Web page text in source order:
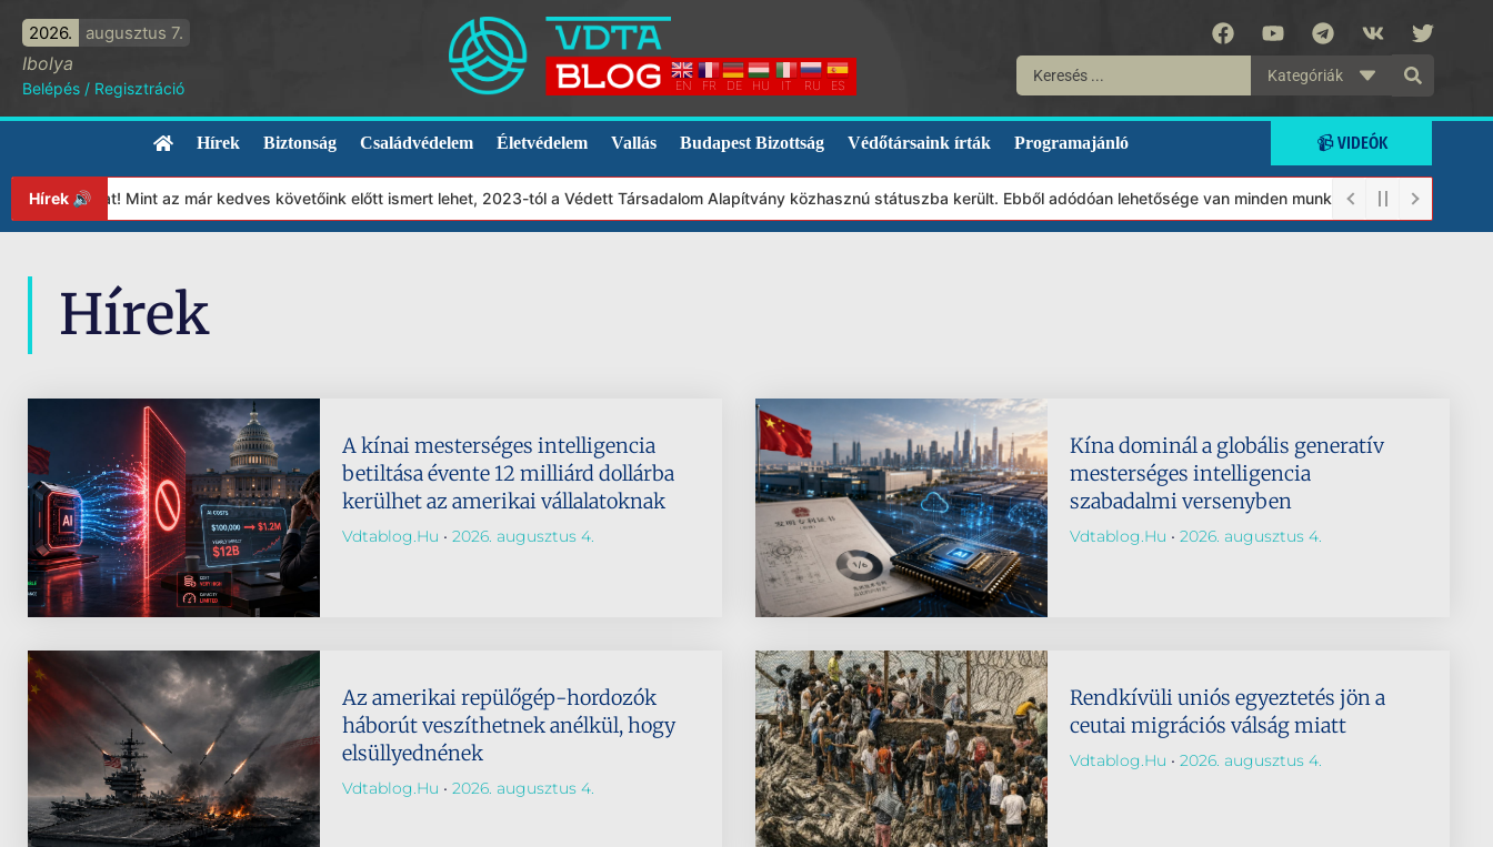
2026. augusztus 7.
Ibolya
Belépés / Regisztráció EN FR DE HU IT RU ES
Kategóriák
Hírek Biztonság Családvédelem Életvédelem Vallás Budapest Bizottság Védőtársaink írták Programajánló 📹 VIDEÓK
Hírek 🔊Mint az már kedves követőink előtt ismert lehet, 2023-tól a Védett Társadalom Alapítvány közhasznú státuszba került. Ebből adódóan lehetősége van minden munkánkat segíteni
Hírek
A kínai mesterséges intelligencia
betiltása évente 12 milliárd dollárba
kerülhet az amerikai vállalatoknak
Vdtablog.hu 2026. augusztus 4.
Kína dominál a globális generatív
mesterséges intelligencia
szabadalmi versenyben
Vdtablog.hu 2026. augusztus 4.
Az amerikai repülőgép-hordozók
háborút veszíthetnek anélkül, hogy
elsüllyednének
Vdtablog.hu 2026. augusztus 4.
Rendkívüli uniós egyeztetés jön a
ceutai migrációs válság miatt
Vdtablog.hu 2026. augusztus 4.